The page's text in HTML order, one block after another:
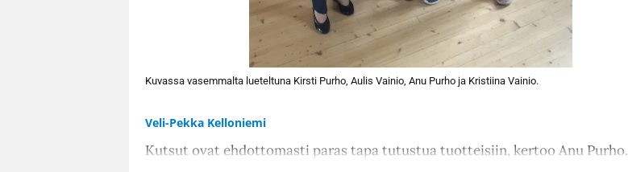
Kuvassa vasemmalta lueteltuna Kirsti Purho, Aulis Vainio, Anu Purho ja Kristiina Vainio.
Veli-Pekka Kelloniemi
Kutsut ovat ehdottomasti paras tapa tutustua tuotteisiin, kertoo Anu Purho.